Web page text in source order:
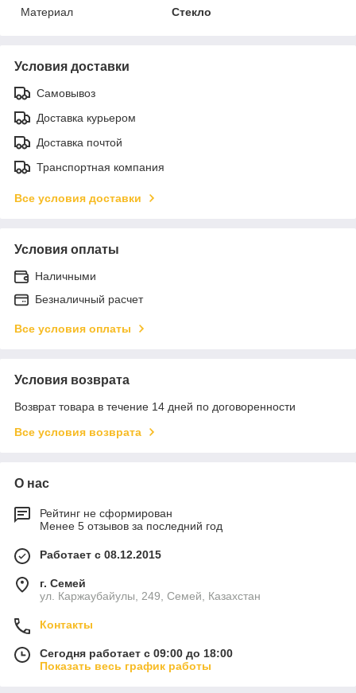
Материал
Стекло
Условия доставки
Самовывоз
Доставка курьером
Доставка почтой
Транспортная компания
Все условия доставки
Условия оплаты
Наличными
Безналичный расчет
Все условия оплаты
Условия возврата
Возврат товара в течение 14 дней по договоренности
Все условия возврата
О нас
Рейтинг не сформирован
Менее 5 отзывов за последний год
Работает с 08.12.2015
г. Семей
ул. Каржаубайулы, 249, Семей, Казахстан
Контакты
Сегодня работает с 09:00 до 18:00
Показать весь график работы